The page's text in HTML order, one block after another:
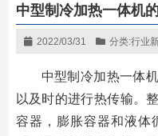
中型制冷加热一体机
2022/03/31 分类:行业
中型制冷加热一体
以及时的进行热传输。
容器，膨胀容器和液体